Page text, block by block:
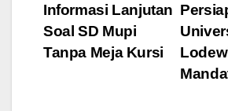
Informasi Lanjutan
Soal SD Mupi
Tanpa Meja Kursi